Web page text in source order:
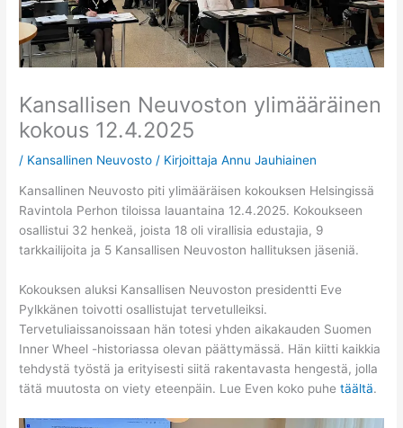
Kansallisen Neuvoston ylimääräinen
kokous 12.4.2025
/ Kansallinen Neuvosto / KirjoittajaAnnu Jauhiainen
Kansallinen Neuvosto piti ylimääräisen kokouksen Helsingissä
Ravintola Perhon tiloissa lauantaina 12.4.2025. Kokoukseen
osallistui 32 henkeä, joista 18 oli virallisia edustajia, 9
tarkkailijoita ja 5 Kansallisen Neuvoston hallituksen jäseniä.
Kokouksen aluksi Kansallisen Neuvoston presidentti Eve
Pylkkänen toivotti osallistujat tervetulleiksi.
Tervetuliaissanoissaan hän totesi yhden aikakauden Suomen
Inner Wheel -historiassa olevan päättymässä. Hän kiitti kaikkia
tehdystä työstä ja erityisesti siitä rakentavasta hengestä, jolla
tätä muutosta on viety eteenpäin. Lue Even koko puhetäältä.
t